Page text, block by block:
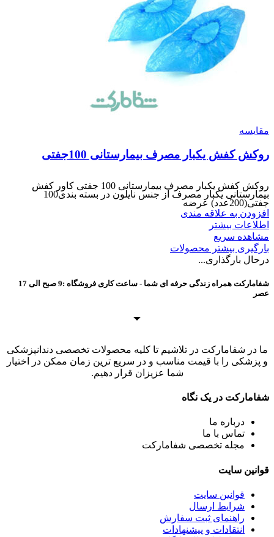
مقایسه
روکش کفش یکبار مصرف بیمارستانی 100جفتی
روکش کفش یکبار مصرف بیمارستانی 100 جفتی کاور کفش
بیمارستانی یکبار مصرف از جنس نایلون در بسته بندی100
جفتی(200عدد) عرضه
افزودن به علاقه مندی
اطلاعات بیشتر
مشاهده سریع
بارگیری بیشتر محصولات
درحال بارگذاری...
شفامارکت همراه زندگی حرفه ای شما - ساعت کاری فروشگاه :9 صبح الی 17
عصر
ما در شفامارکت در تلاشیم تا کلیه محصولات تخصصی دندانپزشکی
و پزشکی را با قیمت مناسب و در سریع ترین زمان ممکن در اختیار
شما عزیزان قرار دهیم.
شفامارکت در یک نگاه
درباره ما
تماس با ما
مجله تخصصی شفامارکت
قوانین سایت
قوانین سایت
شرایط ارسال
راهنمای ثبت سفارش
انتقادات و پیشنهادات